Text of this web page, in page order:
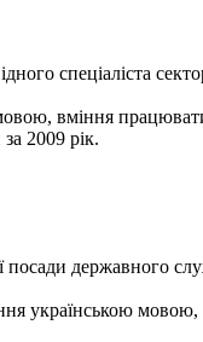
спеціаліста
вміння
2009 рік.
державного
українською